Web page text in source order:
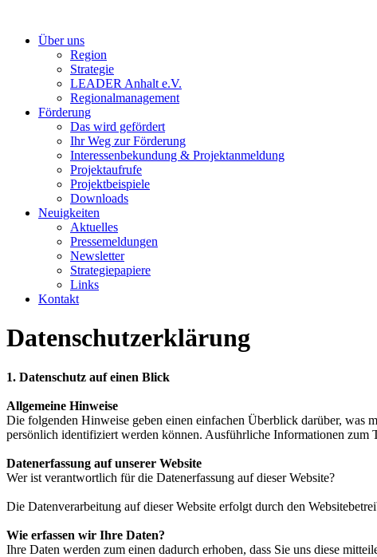
Über uns
Region
Strategie
LEADER Anhalt e.V.
Regionalmanagement
Förderung
Das wird gefördert
Ihr Weg zur Förderung
Interessenbekundung & Projektanmeldung
Projektaufrufe
Projektbeispiele
Downloads
Neuigkeiten
Aktuelles
Pressemeldungen
Newsletter
Strategiepapiere
Links
Kontakt
Datenschutzerklärung
1. Datenschutz auf einen Blick
Allgemeine Hinweise
Die folgenden Hinweise geben einen einfachen Überblick darüber, was
persönlich identifiziert werden können. Ausführliche Informationen zum
Datenerfassung auf unserer Website
Wer ist verantwortlich für die Datenerfassung auf dieser Website?
Die Datenverarbeitung auf dieser Website erfolgt durch den
Wie erfassen wir Ihre Daten?
Ihre Daten werden zum einen dadurch erhoben, dass Sie uns diese